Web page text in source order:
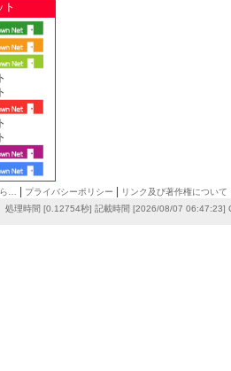
ト
… | プライバシーポリシー | リンク及び著作権について
処理時間 [0.12754秒] 記載時間 [2026/08/07 06:47:23]